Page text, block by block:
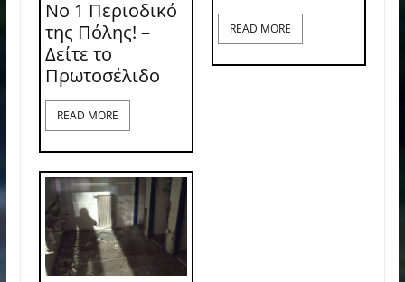
Νο 1 Περιοδικό
της Πόλης! –
Δείτε το
Πρωτοσέλιδο
READ MORE
READ MORE